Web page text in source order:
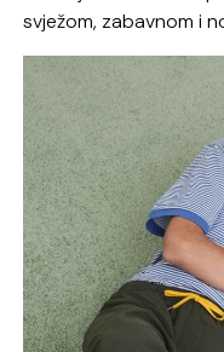
svježom, zabavnom i